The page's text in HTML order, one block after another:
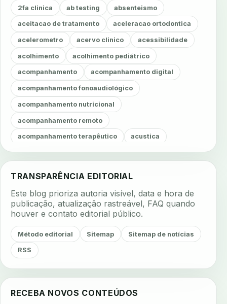
2fa clinica ab testing absenteismo
aceitacao de tratamento aceleracao ortodontica
acelerometro acervo clinico acessibilidade
acolhimento acolhimento pediátrico
acompanhamento acompanhamento digital
acompanhamento fonoaudiológico
acompanhamento nutricional
acompanhamento remoto
acompanhamento terapêutico acustica
acustica clinica adesao adesao ao tratamento
aerossois agenda agenda clinica
agenda inteligente agenda odontologica
agendamento agendamento digital
agendamento inteligente
algometria alinhadores alta digital
TRANSPARÊNCIA EDITORIAL
Este blog prioriza autoria visível, data e hora de
publicação, atualização rastreável, FAQ quando
houver e contato editorial público.
Método editorial Sitemap Sitemap de notícias
RSS
RECEBA NOVOS CONTEÚDOS